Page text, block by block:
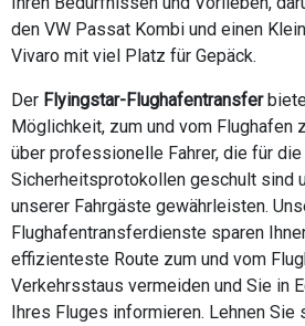
den VW Passat Kombi und einen
Vivaro mit viel Platz für Gepäck.
Der Flyingstar-Flughafentransfer
Möglichkeit, zum und vom Flughafen
über professionelle Fahrer, die für die
Sicherheitsprotokollen geschult sind
unserer Fahrgäste gewährleisten.
Flughafentransferdienste sparen
effizienteste Route zum und vom
Verkehrsstaus vermeiden und Sie in
Ihres Fluges informieren. Lehnen Sie